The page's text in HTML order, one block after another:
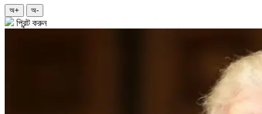
অ+ অ-
প্রিন্ট করুন